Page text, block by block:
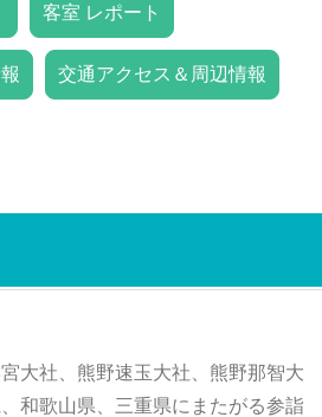
客室 レポート
交通アクセス＆周辺情報
大社、熊野速玉大社、熊野那智大
和歌山県、三重県にまたがる参詣